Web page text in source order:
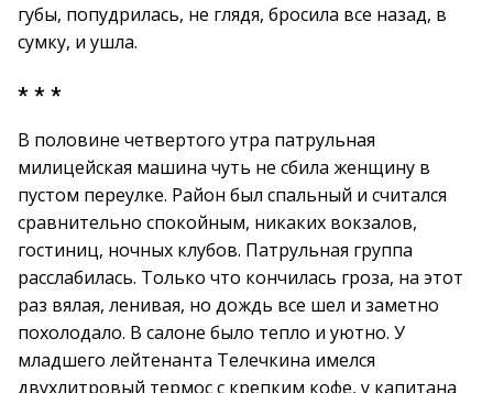
губы, попудрилась, не глядя, бросила все назад, в
сумку, и ушла.
* * *
В половине четвертого утра патрульная
милицейская машина чуть не сбила женщину в
пустом переулке. Район был спальный и считался
сравнительно спокойным, никаких вокзалов,
гостиниц, ночных клубов. Патрульная группа
расслабилась. Только что кончилась гроза, на этот
раз вялая, ленивая, но дождь все шел и заметно
похолодало. В салоне было тепло и уютно. У
младшего лейтенанта Телечкина имелся
двухлитровый термос с крепким кофе, у капитана